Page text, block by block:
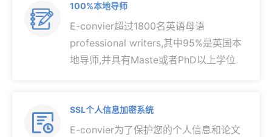

100%本地导师
E-convier超过1800名英语母语
professional writers,其中95%是英国本
地导师,并具有Maste或者PhD以上学位

SSL个人信息加密系统
E-convier为了保护您的个人信息和论文